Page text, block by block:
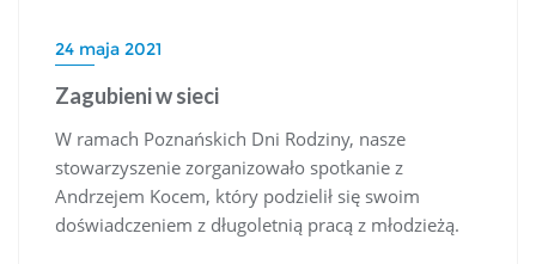
24 maja 2021
Zagubieni w sieci
W ramach Poznańskich Dni Rodziny, nasze
stowarzyszenie zorganizowało spotkanie z
Andrzejem Kocem, który podzielił się swoim
doświadczeniem z długoletnią pracą z młodzieżą.